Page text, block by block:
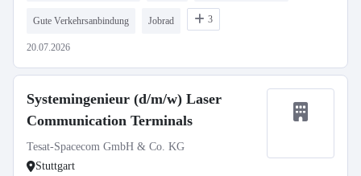
Gute Verkehrsanbindung Jobrad 3
20.07.2026
Systemingenieur (d/m/w) Laser
Communication Terminals
Tesat-Spacecom GmbH & Co. KG
Stuttgart